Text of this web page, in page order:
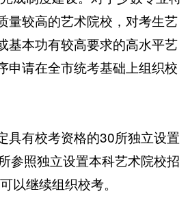
量较高的艺术院校，对考生艺
基本功有较高要求的高水平艺
申请在全市统考基础上组织校
有校考资格的30所独立设置
参照独立设置本科艺术院校招
以继续组织校考。